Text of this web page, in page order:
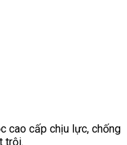
cao cấp chịu lực, chống
trội.